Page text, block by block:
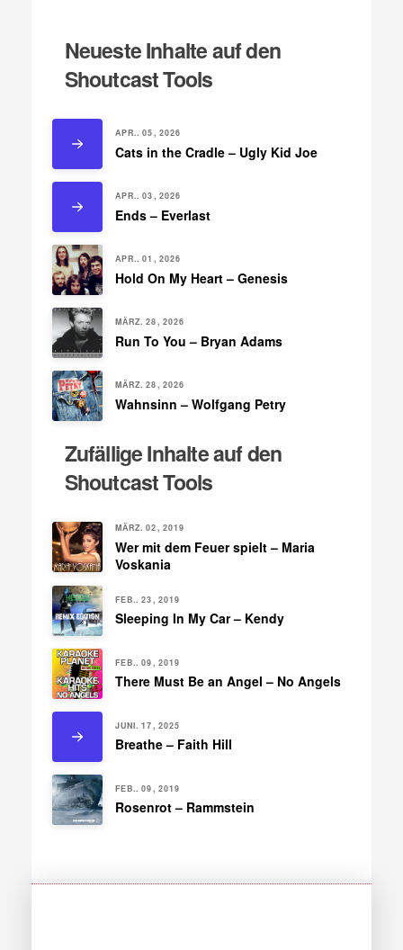
Neueste Inhalte auf den
Shoutcast Tools
APR.. 05, 2026
Cats in the Cradle – Ugly Kid Joe
APR.. 03, 2026
Ends – Everlast
APR.. 01, 2026
Hold On My Heart – Genesis
MÄRZ. 28, 2026
Run To You – Bryan Adams
MÄRZ. 28, 2026
Wahnsinn – Wolfgang Petry
Zufällige Inhalte auf den
Shoutcast Tools
MÄRZ. 02, 2019
Wer mit dem Feuer spielt – Maria
Voskania
FEB.. 23, 2019
Sleeping In My Car – Kendy
FEB.. 09, 2019
There Must Be an Angel – No Angels
JUNI. 17, 2025
Breathe – Faith Hill
FEB.. 09, 2019
Rosenrot – Rammstein